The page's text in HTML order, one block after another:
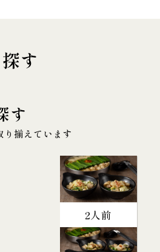
す
す
り揃えています
2人前